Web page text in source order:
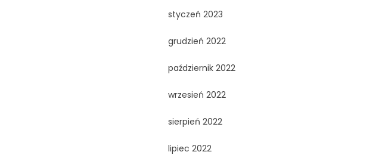
styczeń 2023
grudzień 2022
październik 2022
wrzesień 2022
sierpień 2022
lipiec 2022